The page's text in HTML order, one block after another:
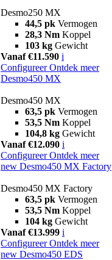
Desmo250 MX
44,5 pk Vermogen
28,3 Nm Koppel
103 kg Gewicht
Vanaf €11.590 i
Configureer Ontdek meer
Desmo450 MX
Desmo450 MX
63,5 pk Vermogen
53,5 Nm Koppel
104,8 kg Gewicht
Vanaf €12.090 i
Configureer Ontdek meer
new Desmo450 MX Factory
Desmo450 MX Factory
63,5 pk Vermogen
53,5 Nm Koppel
104 kg Gewicht
Vanaf €13.999 i
Configureer Ontdek meer
new Desmo450 EDS